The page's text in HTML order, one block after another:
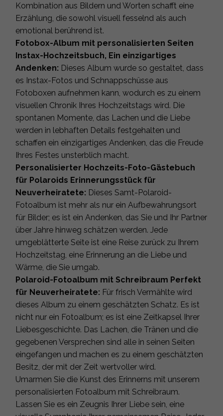
Kombination aus Bildern und Worten schafft eine
Erzählung, die sowohl visuell fesselnd als auch
emotional berührend ist.
Fotobox-Album mit personalisierten Seiten
Instax-Hochzeitsbuch, Ein einzigartiges
Andenken: Dieses Album wurde so gestaltet, dass
es Instax-Fotos und Schnappschüsse aus
Fotoboxen aufnehmen kann, wodurch es zu einem
visuellen Chronik Ihres Hochzeitstags wird. Die
spontanen Momente, das Lachen und die Liebe
werden in lebhaften Details festgehalten und
schaffen ein einzigartiges Andenken, das die Freude
Ihres Festes unsterblich macht.
Personalisierter Hochzeits-Foto-Gästebuch
für Polaroids Erinnerungsstück für
Neuverheiratete: Dieses Samt-Polaroid-
Fotoalbum ist mehr als nur ein Aufbewahrungsort
für Bilder; es ist ein Andenken, das Sie und Ihr Partner
über Jahre hinweg schätzen werden. Jede
umgeblätterte Seite ist eine Reise zurück zu Ihrem
Hochzeitstag, eine Erinnerung an die Liebe und
Wärme, die Sie umgab.
Polaroid-Fotoalbum mit Schreibraum Perfekt
für Neuverheiratete: Für frisch Vermählte wird
dieses Album zu einem geschätzten Schatz. Es ist
nicht nur ein Fotoalbum; es ist eine Zeitkapsel Ihrer
Liebesgeschichte. Das Lachen, die Tränen und die
gegebenen Versprechen sind alle in seinen Seiten
eingefangen und machen es zu einem geschätzten
Besitz, der mit der Zeit wertvoller wird.
Umarmen Sie die Kunst des Erinnerns mit unserem
personalisierten Fotoalbum mit Schreibraum.
Lassen Sie es ein Zeugnis Ihrer Liebe sein, eine